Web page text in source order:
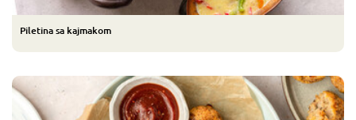
Piletina sa kajmakom